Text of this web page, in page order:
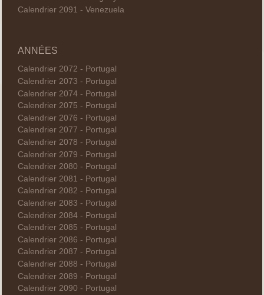
Calendrier 2091 - Venezuela
ANNÉES
Calendrier 2072 - Portugal
Calendrier 2073 - Portugal
Calendrier 2074 - Portugal
Calendrier 2075 - Portugal
Calendrier 2076 - Portugal
Calendrier 2077 - Portugal
Calendrier 2078 - Portugal
Calendrier 2079 - Portugal
Calendrier 2080 - Portugal
Calendrier 2081 - Portugal
Calendrier 2082 - Portugal
Calendrier 2083 - Portugal
Calendrier 2084 - Portugal
Calendrier 2085 - Portugal
Calendrier 2086 - Portugal
Calendrier 2087 - Portugal
Calendrier 2088 - Portugal
Calendrier 2089 - Portugal
Calendrier 2090 - Portugal